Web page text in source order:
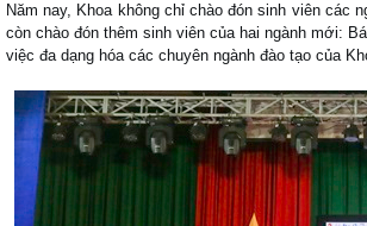
Năm nay, Khoa không chỉ chào đón sinh viên các
còn chào đón thêm sinh viên của hai ngành mới:
việc đa dạng hóa các chuyên ngành đào tạo của